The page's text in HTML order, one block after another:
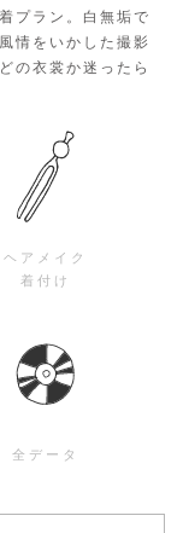
プラン。白無垢で
情をいかした撮影
の衣裳か迷ったら
ヘアメイク
着付け
全データ